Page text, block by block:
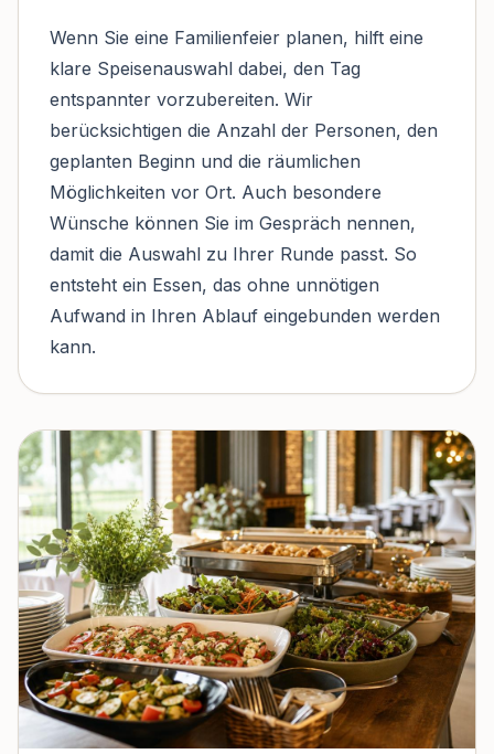
Wenn Sie eine Familienfeier planen, hilft eine
klare Speisenauswahl dabei, den Tag
entspannter vorzubereiten. Wir
berücksichtigen die Anzahl der Personen, den
geplanten Beginn und die räumlichen
Möglichkeiten vor Ort. Auch besondere
Wünsche können Sie im Gespräch nennen,
damit die Auswahl zu Ihrer Runde passt. So
entsteht ein Essen, das ohne unnötigen
Aufwand in Ihren Ablauf eingebunden werden
kann.